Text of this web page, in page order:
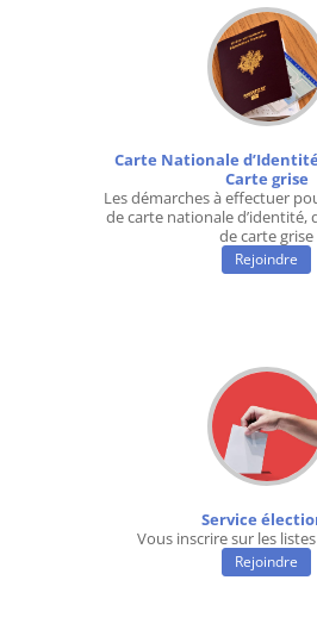
Carte Nationale
Carte grise
Les démarches à effectuer
de carte nationale d’identité,
de carte grise
Rejoindre
Service
Vous inscrire sur les
Rejoindre